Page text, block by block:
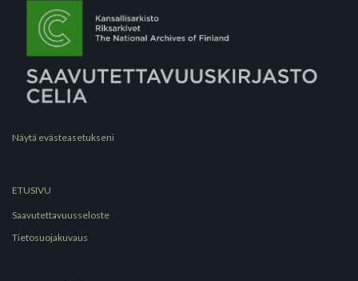
Näytä evästeasetukseni
ETUSIVU
Saavutettavuusseloste
Tietosuojakuvaus